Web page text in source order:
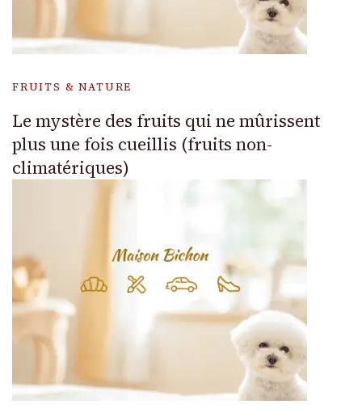
FRUITS & NATURE
Le mystère des fruits qui ne mûrissent
plus une fois cueillis (fruits non-
climatériques)